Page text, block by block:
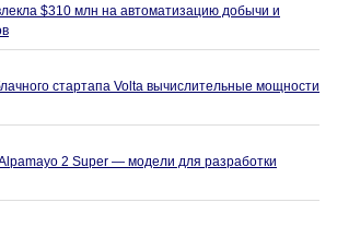
$310 млн на автоматизацию добычи и
стартапа Volta вычислительные мощности
2 Super — модели для разработки